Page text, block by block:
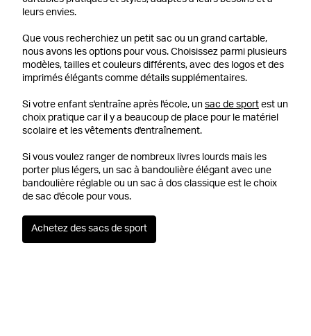
leurs envies.
Que vous recherchiez un petit sac ou un grand cartable,
nous avons les options pour vous. Choisissez parmi plusieurs
modèles, tailles et couleurs différents, avec des logos et des
imprimés élégants comme détails supplémentaires.
Si votre enfant s'entraîne après l'école, un sac de sport est un
choix pratique car il y a beaucoup de place pour le matériel
scolaire et les vêtements d'entraînement.
Si vous voulez ranger de nombreux livres lourds mais les
porter plus légers, un sac à bandoulière élégant avec une
bandoulière réglable ou un sac à dos classique est le choix
de sac d'école pour vous.
Achetez des sacs de sport